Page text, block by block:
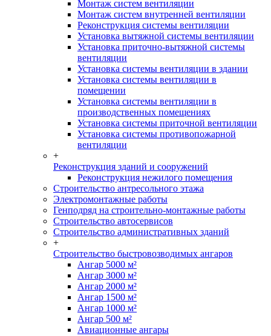
Монтаж систем вентиляции
Монтаж систем внутренней вентиляции
Реконструкция системы вентиляции
Установка вытяжной системы вентиляции
Установка приточно-вытяжной системы
вентиляции
Установка системы вентиляции в здании
Установка системы вентиляции в
помещении
Установка системы вентиляции в
производственных помещениях
Установка системы приточной вентиляции
Установка системы противопожарной
вентиляции
+
Реконструкция зданий и сооружений
Реконструкция нежилого помещения
Строительство антресольного этажа
Электромонтажные работы
Генподряд на строительно-монтажные работы
Строительство автосервисов
Строительство административных зданий
+
Строительство быстровозводимых ангаров
Ангар 5000 м²
Ангар 3000 м²
Ангар 2000 м²
Ангар 1500 м²
Ангар 1000 м²
Ангар 500 м²
Авиационные ангары